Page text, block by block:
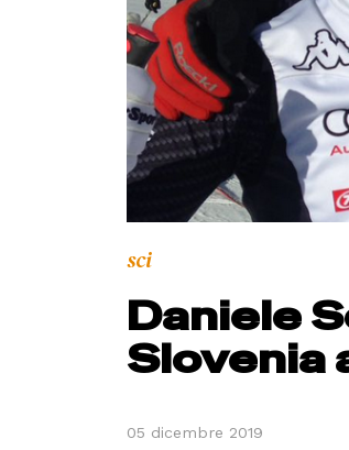
sci
Daniele
Slovenia
05 dicembre 2019